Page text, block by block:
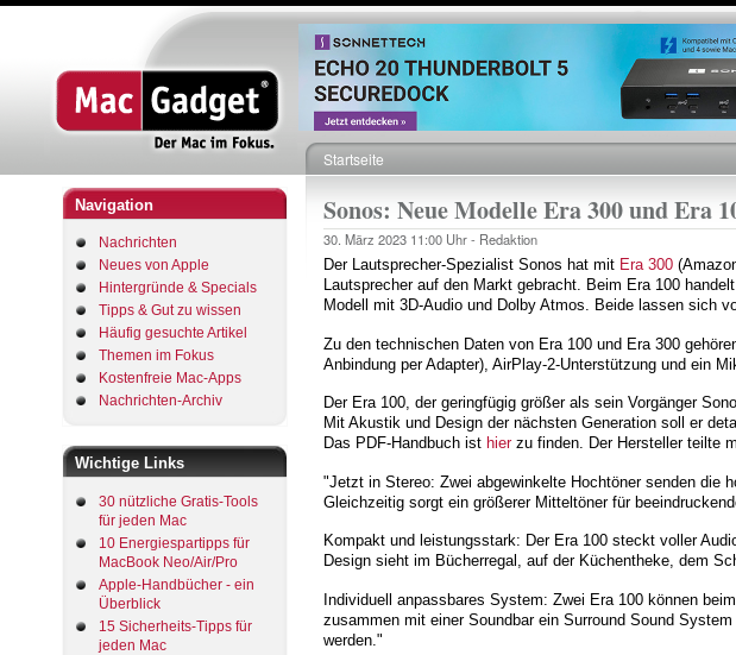
Navigation
Nachrichten
Neues von Apple
Hintergründe & Specials
Tipps & Gut zu wissen
Häufig gesuchte Artikel
Themen im Fokus
Kostenfreie Mac-Apps
Nachrichten-Archiv
Wichtige Links
30 nützliche Gratis-Tools
für jeden Mac
10 Energiespartipps für
MacBook Neo/Air/Pro
Apple-Handbücher - ein
Überblick
15 Sicherheits-Tipps für
jeden Mac
Pfadnavigation
Startseite
Sonos: Neue Modelle Era 300 und Era
30. März 2023 11:00 Uhr - Redaktion
Der Lautsprecher-Spezialist Sonos hat mit Era 300
Lautsprecher auf den Markt gebracht. Beim Era 100
Modell mit 3D-Audio und Dolby Atmos. Beide lassen sich
Zu den technischen Daten von Era 100 und Era 300
Anbindung per Adapter), AirPlay-2-Unterstützung und ein
Der Era 100, der geringfügig größer als sein Vorgänger
Mit Akustik und Design der nächsten Generation soll er
Das PDF-Handbuch ist hierzu finden. Der Hersteller teilte
"Jetzt in Stereo: Zwei abgewinkelte Hochtöner senden die
Gleichzeitig sorgt ein größerer Mitteltöner für
Kompakt und leistungsstark: Der Era 100 steckt voller
Design sieht im Bücherregal, auf der Küchentheke, dem
Individuell anpassbares System: Zwei Era 100 können
zusammen mit einer Soundbar ein Surround Sound
werden."